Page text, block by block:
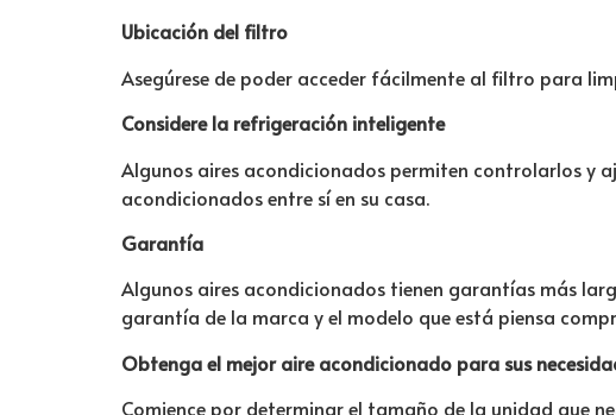
Ubicación del filtro
Asegúrese de poder acceder fácilmente al filtro para
Considere la refrigeración inteligente
Algunos aires acondicionados permiten controlarlos y
acondicionados entre sí en su casa.
Garantía
Algunos aires acondicionados tienen garantías más
garantía de la marca y el modelo que está piensa
Obtenga el mejor aire acondicionado para sus
Comience por determinar el tamaño de la unidad que